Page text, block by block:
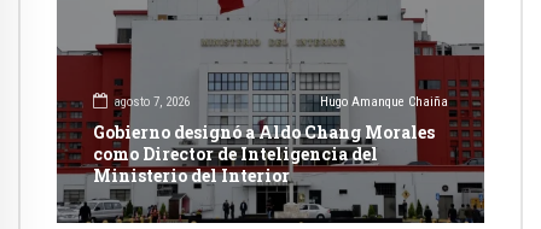
agosto 7, 2026 Hugo Amanque Chaiña
Gobierno designó a Aldo Chang Morales
como Director de Inteligencia del
Ministerio del Interior